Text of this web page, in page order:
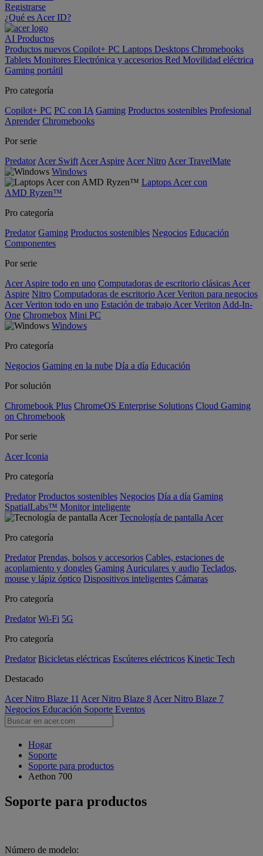
Registrarse
¿Qué es Acer ID?
AI Productos
Productos nuevos Copilot+ PC Laptops Desktops Chromebooks
Tablets Monitores Electrónica y accesorios Red Movilidad eléctrica
Gaming portátil
Pro categoría
Copilot+ PC PC con IA Gaming Productos sostenibles Profesional
Aprender Chromebooks
Por serie
Predator Acer Swift Acer Aspire Acer Nitro Acer TravelMate
Windows
Laptops Acer con
AMD Ryzen™
Pro categoría
Predator Gaming Productos sostenibles Negocios Educación
Componentes
Por serie
Acer Aspire todo en uno Computadoras de escritorio clásicas Acer
Aspire Nitro Computadoras de escritorio Acer Veriton para negocios
Acer Veriton todo en uno Estación de trabajo Acer Veriton Add-In-
One Chromebox Mini PC
Windows
Pro categoría
Negocios Gaming en la nube Día a día Educación
Por solución
Chromebook Plus ChromeOS Enterprise Solutions Cloud Gaming
on Chromebook
Por serie
Acer Iconia
Pro categoría
Predator Productos sostenibles Negocios Día a día Gaming
SpatialLabs™ Monitor inteligente
Tecnología de pantalla Acer
Pro categoría
Predator Prendas, bolsos y accesorios Cables, estaciones de
acoplamiento y dongles Gaming Auriculares y audio Teclados,
mouse y lápiz óptico Dispositivos inteligentes Cámaras
Pro categoría
Predator Wi-Fi 5G
Pro categoría
Predator Bicicletas eléctricas Escúteres eléctricos Kinetic Tech
Destacado
Acer Nitro Blaze 11 Acer Nitro Blaze 8 Acer Nitro Blaze 7
Negocios Educación Soporte Eventos
Hogar
Soporte
Soporte para productos
Aethon 700
Soporte para productos
Número de modelo: